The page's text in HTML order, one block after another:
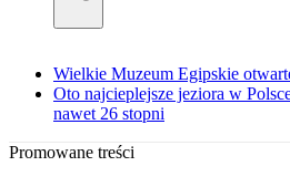
Wielkie Muzeum Egipskie
Oto najcieplejsze jeziora w
nawet 26 stopni
Promowane treści